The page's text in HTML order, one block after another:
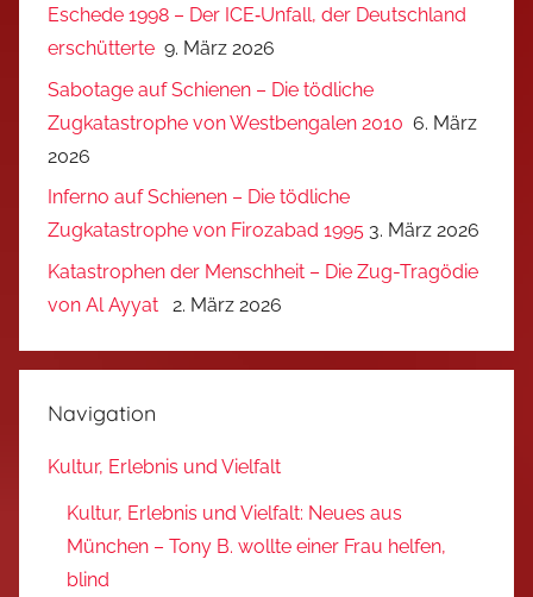
Eschede 1998 – Der ICE‑Unfall, der Deutschland
erschütterte 9. März 2026
Sabotage auf Schienen – Die tödliche
Zugkatastrophe von Westbengalen 2010 6. März
2026
Inferno auf Schienen – Die tödliche
Zugkatastrophe von Firozabad 1995 3. März 2026
Katastrophen der Menschheit – Die Zug-Tragödie
von Al Ayyat
2. März 2026
Navigation
Kultur, Erlebnis und Vielfalt
Kultur, Erlebnis und Vielfalt: Neues aus
München – Tony B. wollte einer Frau helfen,
blind